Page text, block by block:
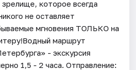
которое всегда
не оставляет
мгновения ТОЛЬКО на
маршрут
- экскурсия
1,5 - 2 часа. Отправление: